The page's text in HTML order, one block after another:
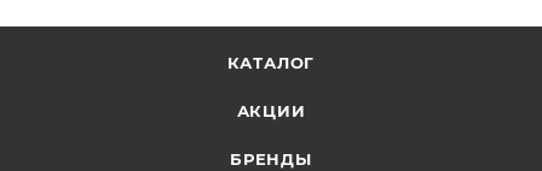
КАТАЛОГ
АКЦИИ
БРЕНДЫ